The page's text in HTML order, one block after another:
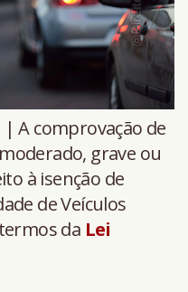
| A comprovação de
grave ou
à isenção de
de Veículos
da Lei